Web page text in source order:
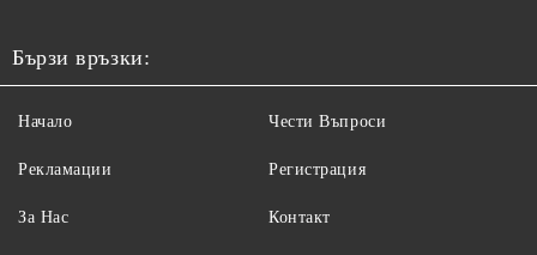
Бързи връзки:
Начало
Рекламации
За Нас
Чести Въпроси
Регистрация
Контакт